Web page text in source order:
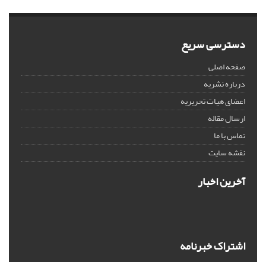
دسترسی سریع
صفحه اصلی
درباره نشریه
اعضای هیات تحریریه
ارسال مقاله
تماس با ما
نقشه سایت
آخرین اخبار
اشتراک خبرنامه